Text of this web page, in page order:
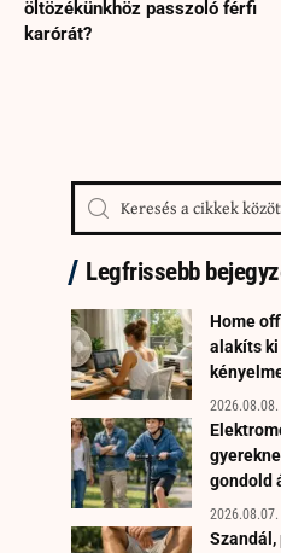
öltözékünkhöz passzoló férfi
karórát?
Legfrissebb
Home
alakíts ki
2026.08.08.
gondold
2026.08.07.
Szandál,